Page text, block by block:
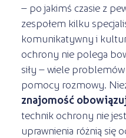
– po jakimś czasie z
zespołem kilku
komunikatywny i
ochrony nie polega
siły – wiele
pomocy rozmowy.
znajomość
technik ochrony nie
uprawnienia różnią się